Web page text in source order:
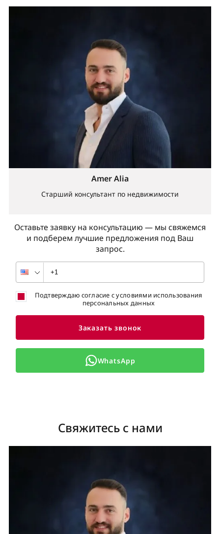
Оставьте заявку на консультацию — мы свяжемся
и подберем лучшие предложения под Ваш
запрос.
Amer Alia
Старший консультант по недвижимости
Подтверждаю согласие с условиями использования
персональных данных
Заказать звонок
WhatsApp
Свяжитесь с нами